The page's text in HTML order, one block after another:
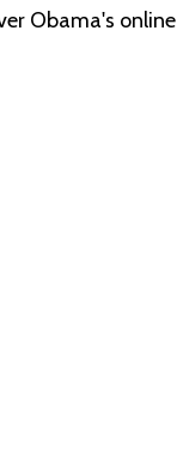
Obama's online